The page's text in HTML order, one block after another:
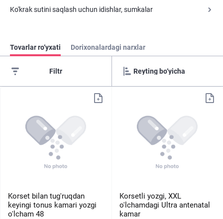
Ko'krak sutini saqlash uchun idishlar, sumkalar
Tovarlar ro‘yxati Dorixonalardagi narxlar
Filtr
Korset bilan tug'ruqdan
keyingi tonus kamari yozgi
o'lcham 48
Korsetli yozgi, XXL
o'lchamdagi Ultra antenatal
kamar